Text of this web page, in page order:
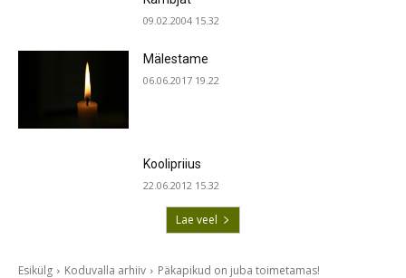
09.02.2004 15.32
Mälestame
06.06.2017 19.22
Koolipriius
22.06.2012 15.32
Lae veel
Esikülg Koduvalla arhiiv Päkapikud on juba toimetamas!